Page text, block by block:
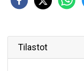
Tilastot